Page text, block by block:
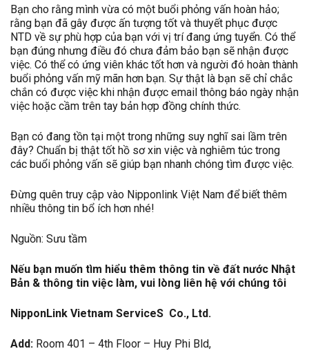
Bạn cho rằng mình vừa có một buổi phỏng vấn hoàn hảo;
rằng bạn đã gây được ấn tượng tốt và thuyết phục được
NTD về sự phù hợp của bạn với vị trí đang ứng tuyển. Có thể
bạn đúng nhưng điều đó chưa đảm bảo bạn sẽ nhận được
việc. Có thể có ứng viên khác tốt hơn và người đó hoàn thành
buổi phỏng vấn mỹ mãn hơn bạn. Sự thật là bạn sẽ chỉ chắc
chắn có được việc khi nhận được email thông báo ngày nhận
việc hoặc cầm trên tay bản hợp đồng chính thức.
Bạn có đang tồn tại một trong những suy nghĩ sai lầm trên
đây? Chuẩn bị thật tốt hồ sơ xin việc và nghiêm túc trong
các buổi phỏng vấn sẽ giúp bạn nhanh chóng tìm được việc.
Đừng quên truy cập vào Nipponlink Việt Nam để biết thêm
nhiều thông tin bổ ích hơn nhé!
Nguồn: Sưu tầm
Nếu bạn muốn tìm hiểu thêm thông tin về đất nước Nhật
Bản & thông tin việc làm, vui lòng liên hệ với chúng tôi
NipponLink Vietnam ServiceS Co., Ltd.
Add: Room 401 – 4th Floor – Huy Phi Bld,